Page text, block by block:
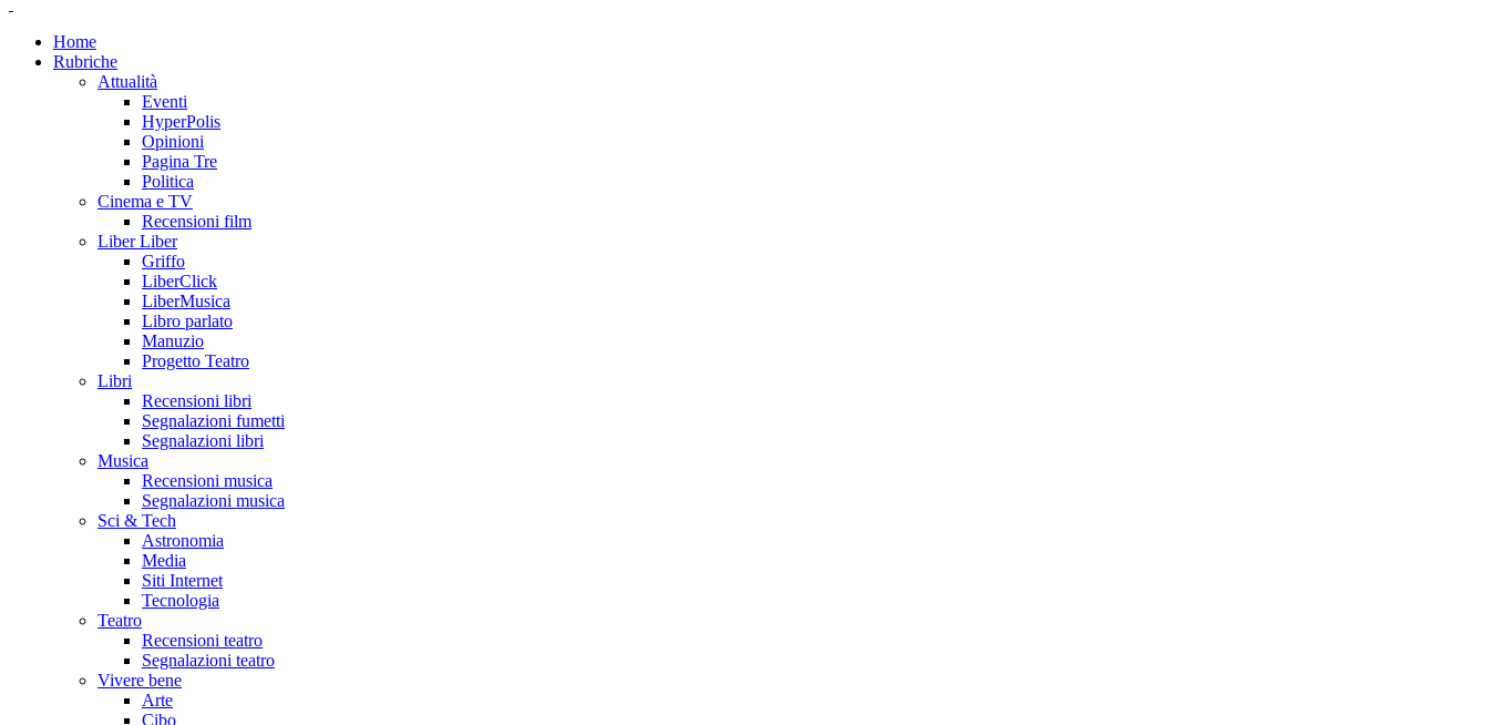
Home
Rubriche
Attualità
Eventi
HyperPolis
Opinioni
Pagina Tre
Politica
Cinema e TV
Recensioni film
Liber Liber
Griffo
LiberClick
LiberMusica
Libro parlato
Manuzio
Progetto Teatro
Libri
Recensioni libri
Segnalazioni fumetti
Segnalazioni libri
Musica
Recensioni musica
Segnalazioni musica
Sci & Tech
Astronomia
Media
Siti Internet
Tecnologia
Teatro
Recensioni teatro
Segnalazioni teatro
Vivere bene
Arte
Cibo